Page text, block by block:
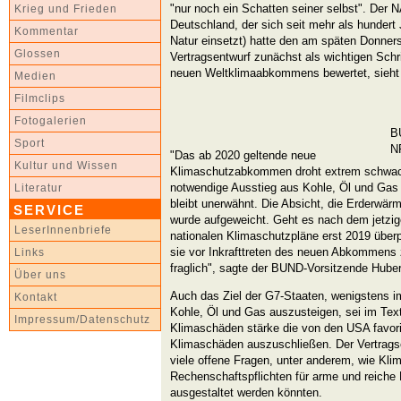
Krieg und Frieden
Kommentar
Glossen
Medien
Filmclips
Fotogalerien
Sport
Kultur und Wissen
Literatur
SERVICE
LeserInnenbriefe
Links
Über uns
Kontakt
Impressum/Datenschutz
"nur noch ein Schatten seiner selbst". Der
Deutschland, der sich seit mehr als hundert
Natur einsetzt) hatte den am späten
Vertragsentwurf zunächst als wichtigen
neuen Weltklimaabkommens bewertet,
"Das ab 2020 geltende neue
Klimaschutzabkommen droht extrem
notwendige Ausstieg aus Kohle, Öl und
bleibt unerwähnt. Die Absicht, die
wurde aufgeweicht. Geht es nach dem
nationalen Klimaschutzpläne erst 2019
sie vor Inkrafttreten des neuen
fraglich", sagte der BUND-Vorsitzende
Auch das Ziel der G7-Staaten, wenigstens
Kohle, Öl und Gas auszusteigen, sei im
Klimaschäden stärke die von den USA
Klimaschäden auszuschließen. Der
viele offene Fragen, unter anderem, wie
Rechenschaftspflichten für arme und reiche
ausgestaltet werden könnten.